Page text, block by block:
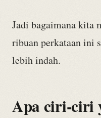
Jadi bagaimana kita
ribuan perkataan ini
lebih indah.
Apa ciri-ciri